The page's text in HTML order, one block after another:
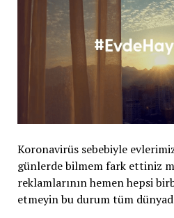
Koronavirüs sebebiyle
günlerde bilmem fark ettiniz
reklamlarının hemen hepsi
etmeyin bu durum tüm dünyada